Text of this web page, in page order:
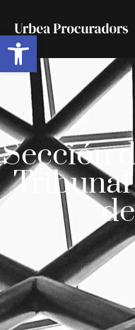
Abrir barra
Sección